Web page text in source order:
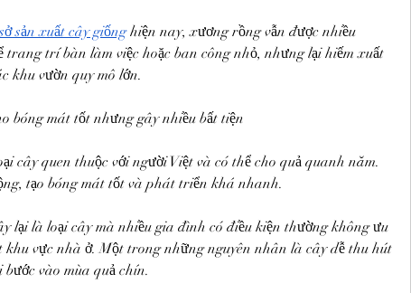
sản xuất cây giống hiện nay, xương rồng vẫn được nhiều
trang trí bàn làm việc hoặc ban công nhỏ, nhưng lại hiếm xuất
khu vườn quy mô lớn.
bóng mát tốt nhưng gây nhiều bất tiện
cây quen thuộc với người Việt và có thể cho quả quanh năm.
tạo bóng mát tốt và phát triển khá nhanh.
lại là loại cây mà nhiều gia đình có điều kiện thường không ưu
khu vực nhà ở. Một trong những nguyên nhân là cây dễ thu hút
vào mùa quả chín.